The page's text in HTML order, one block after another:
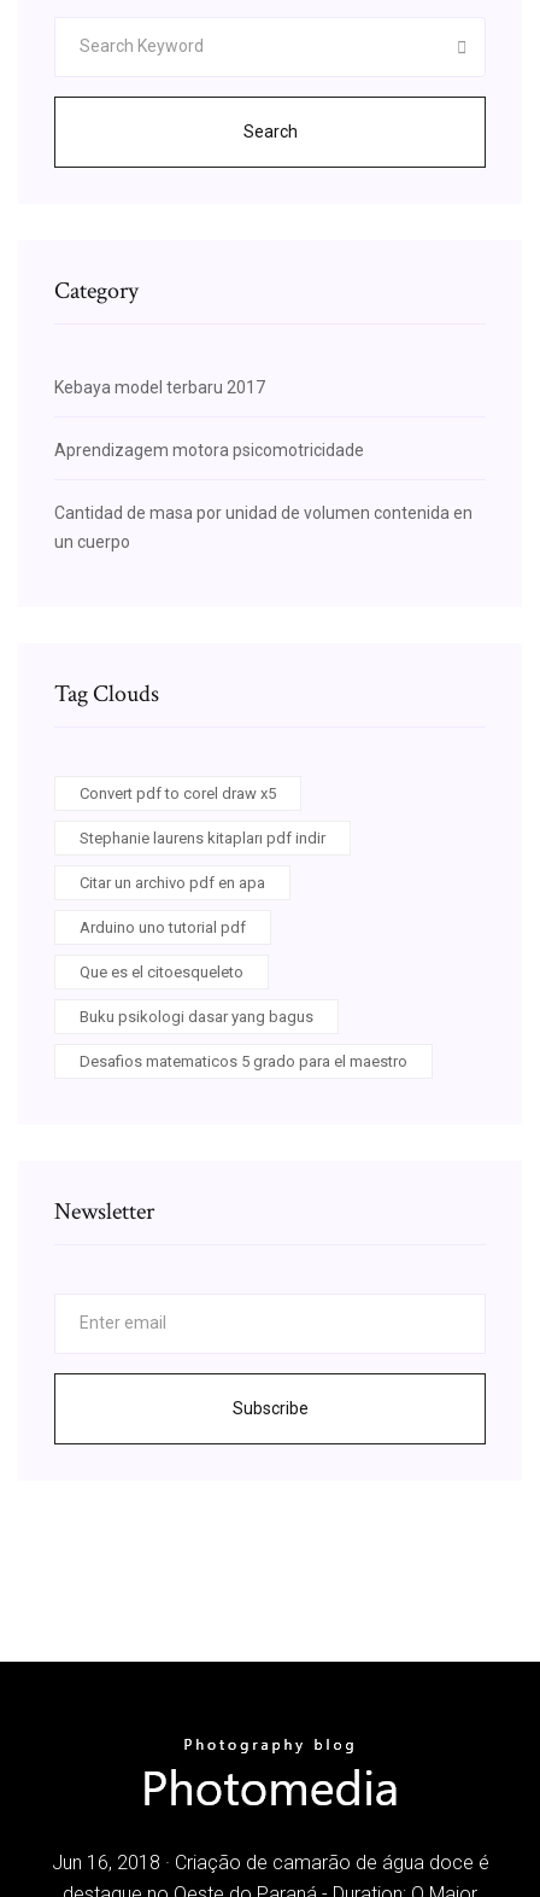
Search
Category
Kebaya model terbaru 2017
Aprendizagem motora psicomotricidade
Cantidad de masa por unidad de volumen contenida en
un cuerpo
Tag Clouds
Convert pdf to corel draw x5
Stephanie laurens kitapları pdf indir
Citar un archivo pdf en apa
Arduino uno tutorial pdf
Que es el citoesqueleto
Buku psikologi dasar yang bagus
Desafios matematicos 5 grado para el maestro
Newsletter
Subscribe
Jun 16, 2018 · Criação de camarão de água doce é